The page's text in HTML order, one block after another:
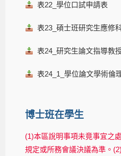
表22_學位口試申請表
表23_碩士班研究生應修
表24_研究生論文指導教
表24_1_學位論文學術倫
博士班在學生
(1)本區說明事項未竟事宜之
規定或所務會議決議為準。